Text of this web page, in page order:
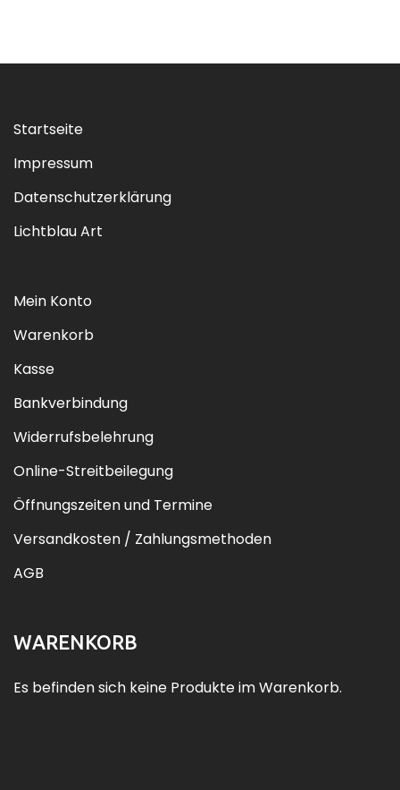
Startseite
Impressum
Datenschutzerklärung
Lichtblau Art
Mein Konto
Warenkorb
Kasse
Bankverbindung
Widerrufsbelehrung
Online-Streitbeilegung
Öffnungszeiten und Termine
Versandkosten / Zahlungsmethoden
AGB
WARENKORB
Es befinden sich keine Produkte im Warenkorb.